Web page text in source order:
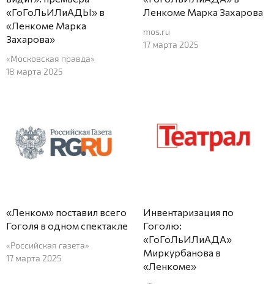
«ГоГоЛьИЛиАДЫ» в
«Ленкоме Марка
Захарова»
«Московская правда»
18 марта 2025
Ленкоме Марка Захарова
mos.ru
17 марта 2025
«Ленком» поставил всего
Гоголя в одном спектакле
«Российская газета»
17 марта 2025
Инвентаризация по
Гоголю:
«ГоГоЛьИЛиАДА»
Миркурбанова в
«Ленкоме»